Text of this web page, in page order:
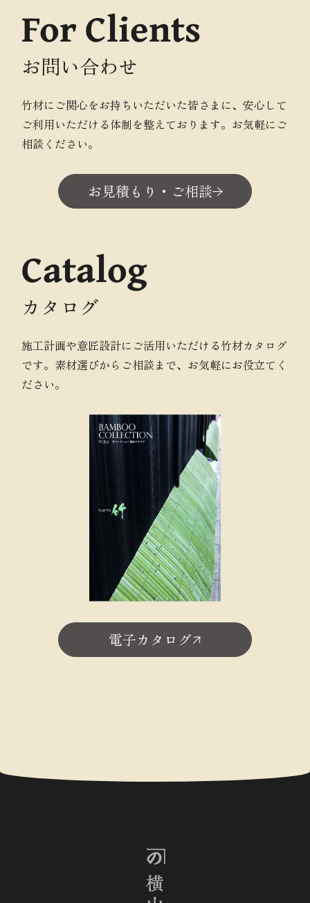
For Clients
お問い合わせ
竹材にご関心をお持ちいただいた皆さまに、安心して
ご利用いただける体制を整えております。お気軽にご
相談ください。
お見積もり・ご相談
Catalog
カタログ
施工計画や意匠設計にご活用いただける竹材カタログ
です。素材選びからご相談まで、お気軽にお役立てく
ださい。
電子カタログ